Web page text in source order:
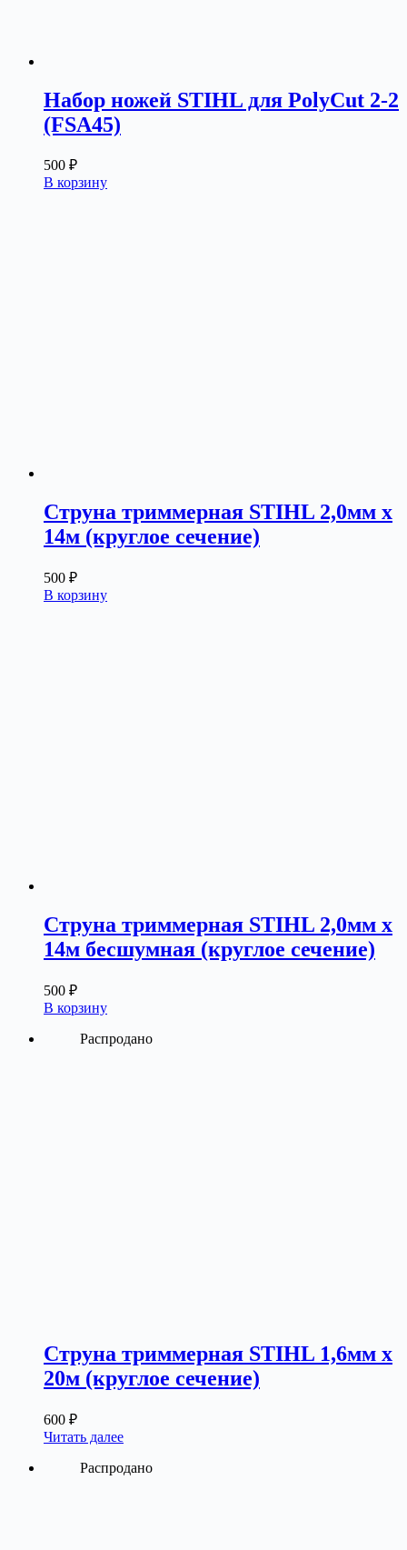
Набор ножей STIHL для PolyCut 2-2
(FSA45)
500 ₽
В корзину
Струна триммерная STIHL 2,0мм х
14м (круглое сечение)
500 ₽
В корзину
Струна триммерная STIHL 2,0мм х
14м бесшумная (круглое сечение)
500 ₽
В корзину
Распродано
Струна триммерная STIHL 1,6мм х
20м (круглое сечение)
600 ₽
Читать далее
Распродано